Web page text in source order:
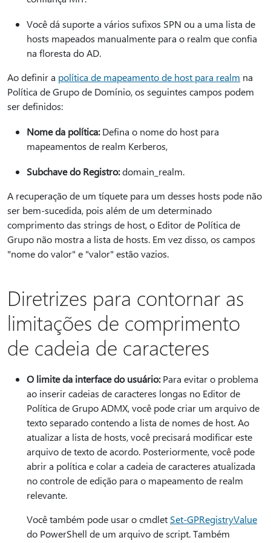
Você dá suporte a vários sufixos SPN ou a uma lista de
hosts mapeados manualmente para o realm que confia
na floresta do AD.
Ao definir a política de mapeamento de host para realm na
Política de Grupo de Domínio, os seguintes campos podem
ser definidos:
Nome da política:Defina o nome do host para
mapeamentos de realm Kerberos,
Subchave do Registro:domain_realm.
A recuperação de um tíquete para um desses hosts pode não
ser bem-sucedida, pois além de um determinado
comprimento das strings de host, o Editor de Política de
Grupo não mostra a lista de hosts. Em vez disso, os campos
"nome do valor" e "valor" estão vazios.
Diretrizes para contornar as
limitações de comprimento
de cadeia de caracteres
O limite da interface do usuário:Para evitar o problema
ao inserir cadeias de caracteres longas no Editor de
Política de Grupo ADMX, você pode criar um arquivo de
texto separado contendo a lista de nomes de host. Ao
atualizar a lista de hosts, você precisará modificar este
arquivo de texto de acordo. Posteriormente, você pode
abrir a política e colar a cadeia de caracteres atualizada
no controle de edição para o mapeamento de realm
relevante.
Você também pode usar o cmdlet Set-GPRegistryValue
do PowerShell de um arquivo de script. Também